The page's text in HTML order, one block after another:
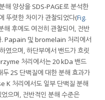
해 양상을 SDS-PAGE로 분석한
뚜렷한 차이가 관찰되었다(Fig.
후에도 여전히 관찰되어, 전반
. Papain 및 bromelain 처리에서
였으며, 하단부에서 밴드가 흐릿
처리에서는 20 kDa 밴드
2S 단백질에 대한 분해 효과가
K 처리에서도 일부 단백질 분해
으며, 전반적인 분해 수준은